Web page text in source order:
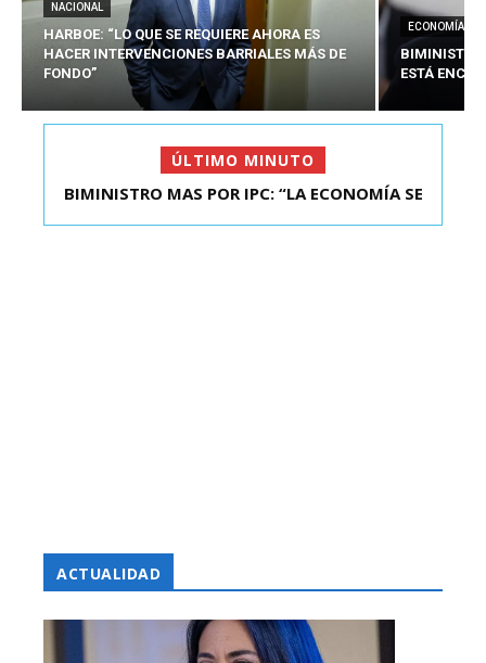
NACIONAL
HARBOE: “LO QUE SE REQUIERE AHORA ES
HACER INTERVENCIONES BARRIALES MÁS DE
FONDO”
ECONOMÍA
BIMINISTRO
ESTÁ
ÚLTIMO MINUTO
KAST SE REUNIÓ CON EL PRESIDENTE ELECTO DE
BIMINISTRO MAS POR IPC: “LA ECONOMÍA SE
ACTUALIDAD